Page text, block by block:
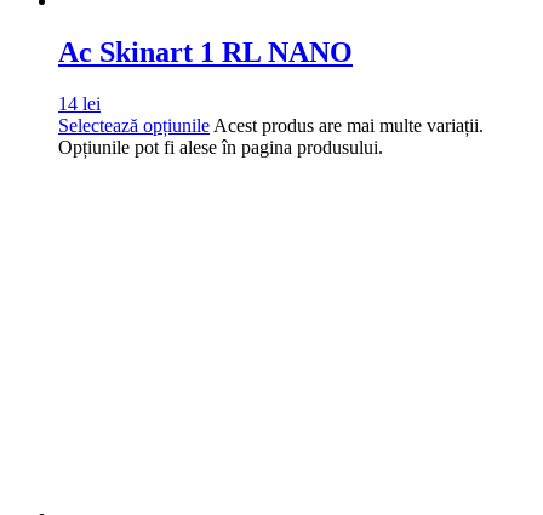
Ac Skinart 1 RL NANO
14 lei
Selectează opțiunile Acest produs are mai multe variații.
Opțiunile pot fi alese în pagina produsului.